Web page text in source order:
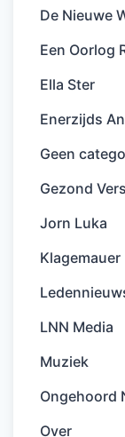
De Nieuwe
Een Oorlog
Ella Ster
Enerzijds
Geen
Gezond
Jorn Luka
Klagemauer
LNN Media
Muziek
Ongehoord
Over